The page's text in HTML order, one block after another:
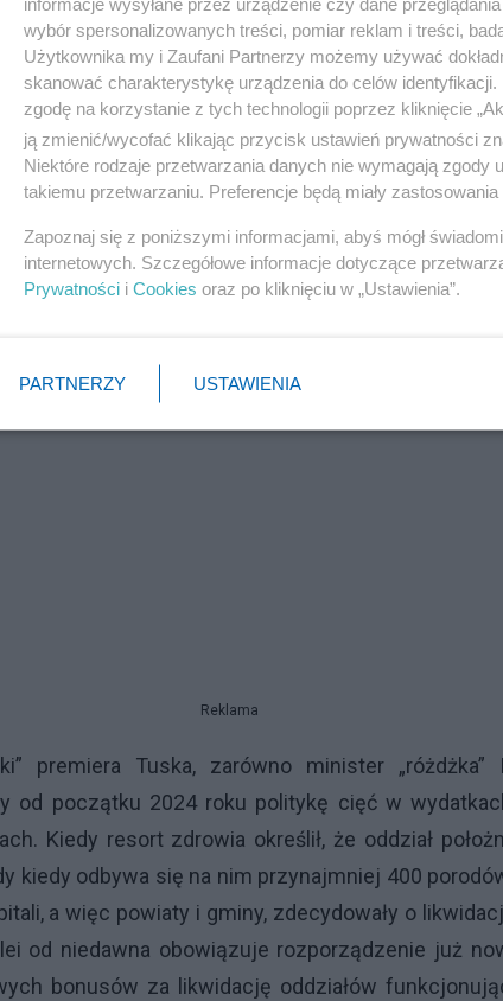
a nawet kilkunastu milionów złotych, a
Reklama
premiera Tuska, zarówno minister
od początku 2024 roku politykę cięć w
Kiedy resort zdrowia określił, że oddział
kiedy odbywa się na nim przynajmniej 400
a więc powiaty i gminy, zdecydowały o
od niedawna obowiązuje rozporządzenie już
bonusów za likwidację oddziałów
wybór spersonalizowanych treści, pomiar reklam i treści,
Użytkownika my i Zaufani Partnerzy możemy używać
skanować charakterystykę urządzenia do celów
zgodę na korzystanie z tych technologii poprzez kliknięcie
ją zmienić/wycofać klikając przycisk ustawień prywatności
Niektóre rodzaje przetwarzania danych nie wymagają
takiemu przetwarzaniu. Preferencje będą miały
Zapoznaj się z poniższymi informacjami, abyś mógł
internetowych. Szczegółowe informacje dotyczące
Prywatności i Cookies oraz po kliknięciu w „Ustawienia”.
PARTNERZY USTAWIENIA